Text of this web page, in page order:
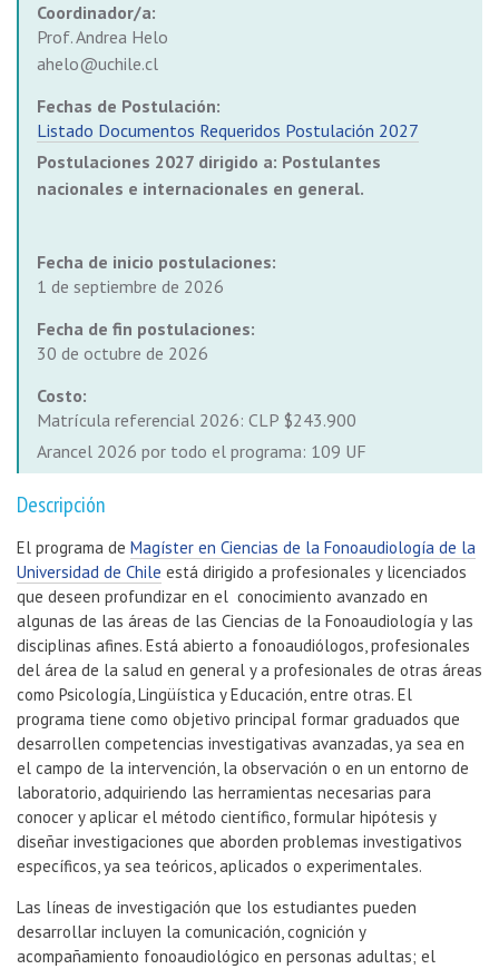
Coordinador/a:
Prof. Andrea Helo
ahelo@uchile.cl
Fechas de Postulación:
Listado Documentos Requeridos Postulación 2027
Postulaciones 2027 dirigido a: Postulantes
nacionales e internacionales en general.
Fecha de inicio postulaciones:
1 de septiembre de 2026
Fecha de fin postulaciones:
30 de octubre de 2026
Costo:
Matrícula referencial 2026: CLP $243.900
Arancel 2026 por todo el programa: 109 UF
Descripción
El programa de Magíster en Ciencias de la Fonoaudiología de la
Universidad de Chile está dirigido a profesionales y licenciados
que deseen profundizar en el conocimiento avanzado en
algunas de las áreas de las Ciencias de la Fonoaudiología y las
disciplinas afines. Está abierto a fonoaudiólogos, profesionales
del área de la salud en general y a profesionales de otras áreas
como Psicología, Lingüística y Educación, entre otras. El
programa tiene como objetivo principal formar graduados que
desarrollen competencias investigativas avanzadas, ya sea en
el campo de la intervención, la observación o en un entorno de
laboratorio, adquiriendo las herramientas necesarias para
conocer y aplicar el método científico, formular hipótesis y
diseñar investigaciones que aborden problemas investigativos
específicos, ya sea teóricos, aplicados o experimentales.
Las líneas de investigación que los estudiantes pueden
desarrollar incluyen la comunicación, cognición y
acompañamiento fonoaudiológico en personas adultas; el